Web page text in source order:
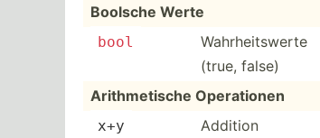
Boolsche Werte
bool
Wahrhe­its­werte
(true, false)
Arithm­etische Operat­ionen
x+y
Addition